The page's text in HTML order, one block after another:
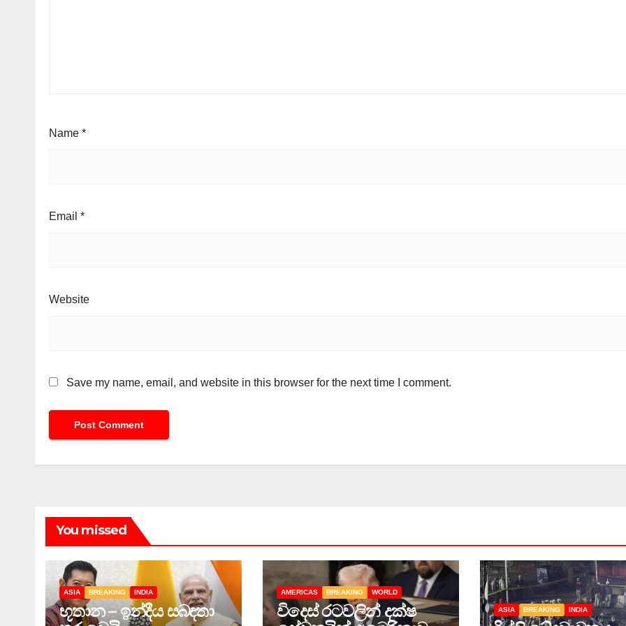
Name *
Email *
Website
Save my name, email, and website in this browser for the next time I comment.
You missed
ASIA BREAKING INDIA
භූතාන – ඉන්දීය සබඳතා
AMERICAS BREAKING WORLD
විදෙස් රටවලින් දක්ෂ
ASIA BREAKING INDIA